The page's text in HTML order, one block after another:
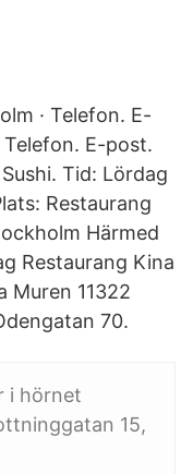
· Telefon. E-
Telefon. E-post.
Tid: Lördag
Restaurang
Härmed
Restaurang Kina
Muren 11322
70.
i hörnet
15,